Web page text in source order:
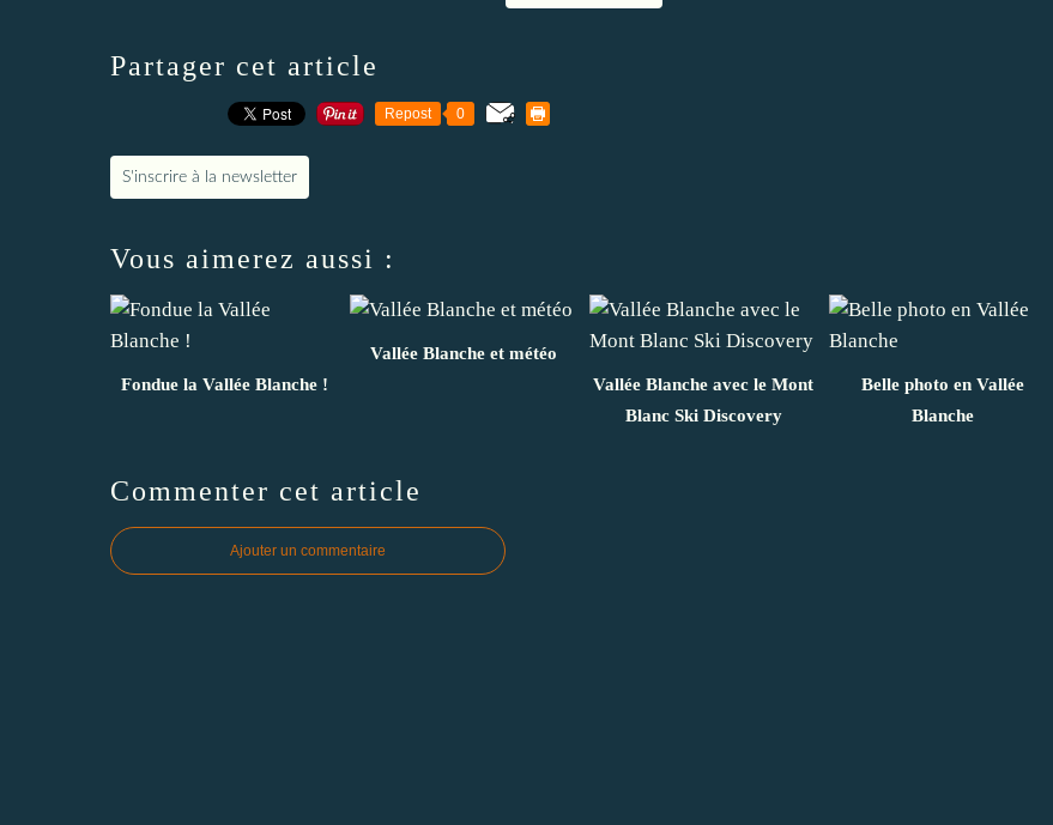
Partager cet article
Repost 0
S'inscrire à la newsletter
Vous aimerez aussi :
Fondue la Vallée Blanche !
Vallée Blanche et météo
Vallée Blanche avec le Mont
Blanc Ski Discovery
Belle photo en Vallée
Blanche
Commenter cet article
Ajouter un commentaire